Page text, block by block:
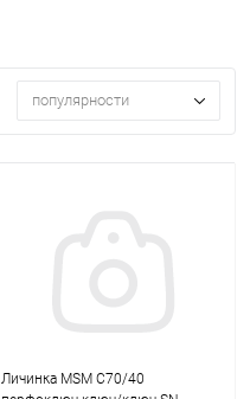
популярности
Личинка MSM C70/40